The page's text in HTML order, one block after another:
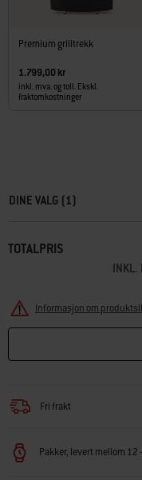
Premium grilltrekk
1.799,00 kr
inkl. mva. og toll. Ekskl.
fraktomkostninger
DINE VALG (1)
TOTALPRIS
INKL.
Informasjon om
Fri frakt
Pakker, levert mellom 12